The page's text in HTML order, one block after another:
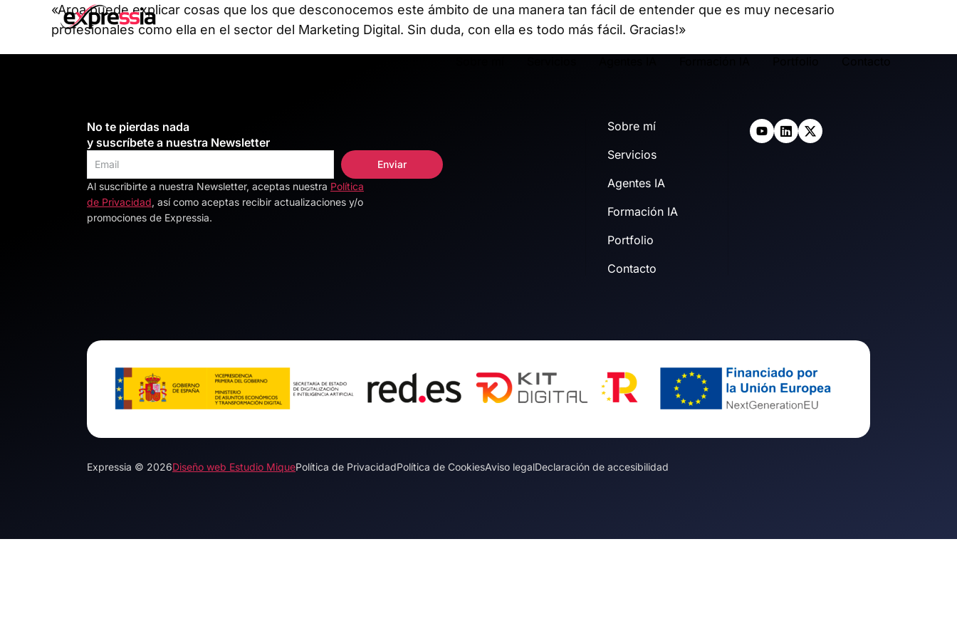
«Aroa puede explicar cosas que los que desconocemos este ámbito de una manera tan fácil de entender que es muy necesario
profesionales como ella en el sector del Marketing Digital. Sin duda, con ella es todo más fácil. Gracias!»
No te pierdas nada
y suscríbete a nuestra Newsletter
Enviar
Alternative:
Al suscribirte a nuestra Newsletter, aceptas nuestra Política
de Privacidad, así como aceptas recibir actualizaciones y/o
promociones de Expressia.
Sobre mí
Servicios
Agentes IA
Formación IA
Portfolio
Contacto
Expressia © 2026Diseño web Estudio MiquePolítica de PrivacidadPolítica de CookiesAviso legalDeclaración de accesibilidad